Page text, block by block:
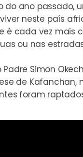
do ano passado,
neste país
é cada vez mais
ou nas
Simon
de Kafanchan,
foram